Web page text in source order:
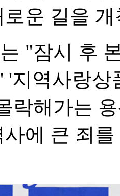
로운 길을
"잠시 후
'지역사랑
락해가는
에 큰 죄